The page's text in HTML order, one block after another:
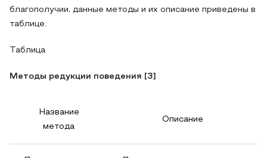
благополучии, данные методы и их описание приведены в
таблице.
Таблица
Методы редукции поведения [3]
Название
метода
Описание